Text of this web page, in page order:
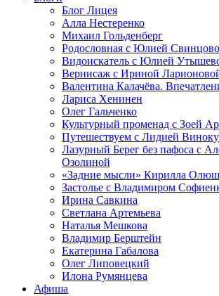
Блог Лицея
Алла Нестеренко
Михаил Гольденберг
Родословная с Юлией
Видоискатель с Юлией
Вернисаж с Ириной
Валентина Калачёва.
Лариса Хенинен
Олег Гальченко
Культурный променад с Зоей
Путешествуем с Лидией
Лазурный Берег без пафоса с
Озолиной
«Задние мысли» Кирилла
Застолье с Владимиром
Ирина Савкина
Светлана Артемьева
Наталья Мешкова
Владимир Берштейн
Екатерина Габалова
Олег Липовецкий
Илона Румянцева
Афиша